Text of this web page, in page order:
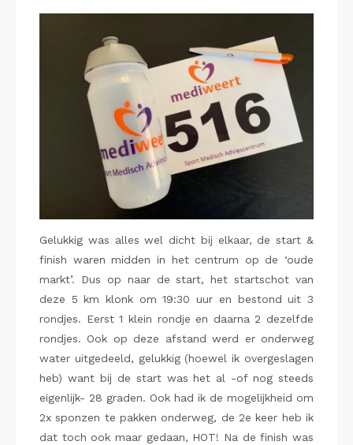
Gelukkig was alles wel dicht bij elkaar, de start &
finish waren midden in het centrum op de ‘oude
markt’. Dus op naar de start, het startschot van
deze 5 km klonk om 19:30 uur en bestond uit 3
rondjes. Eerst 1 klein rondje en daarna 2 dezelfde
rondjes. Ook op deze afstand werd er onderweg
water uitgedeeld, gelukkig (hoewel ik overgeslagen
heb) want bij de start was het al -of nog steeds
eigenlijk- 28 graden. Ook had ik de mogelijkheid om
2x sponzen te pakken onderweg, de 2e keer heb ik
dat toch ook maar gedaan, HOT! Na de finish was